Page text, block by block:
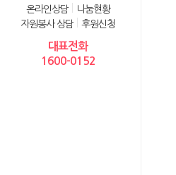
온라인상담
나눔현황
자원봉사 상담
후원신청
대표전화
1600-0152